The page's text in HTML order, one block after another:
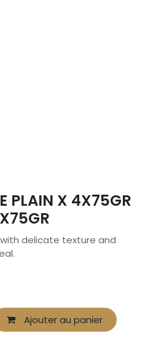
PLAIN X 4X75GR
delicate texture and
Ajouter au panier